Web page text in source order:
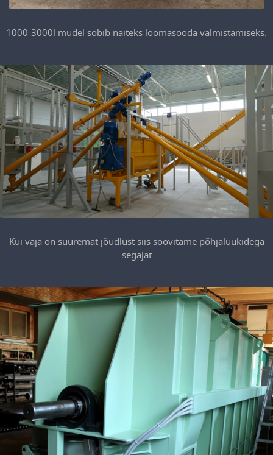
1000-3000l mudel sobib näiteks loomasööda valmistamiseks.
Kui vaja on suuremat jõudlust siis soovitame põhjaluukidega
segajat